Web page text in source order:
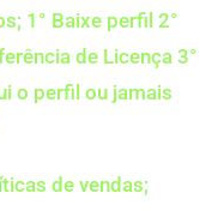
1° Baixe perfil 2°
de Licença 3°
o perfil ou jamais
de vendas;